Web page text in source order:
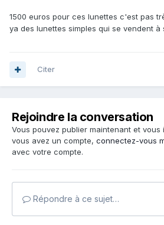
1500 euros pour ces lunettes c'est pas
ya des lunettes simples qui se vendent à
Citer
Rejoindre la conversation
Vous pouvez publier maintenant et vous
vous avez un compte, connectez-vous
avec votre compte.
Répondre à ce sujet…